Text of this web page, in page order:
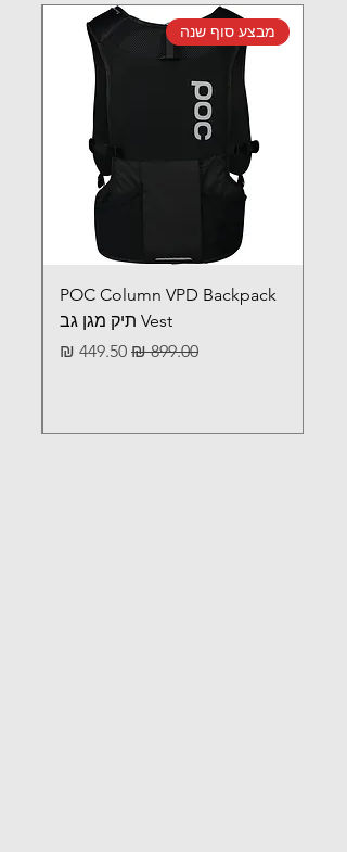
and fit.
מבצע סוף שנה
POC Column VPD Backpack
Vest תיק מגן גב
מחיר רגיל מחיר מבצע